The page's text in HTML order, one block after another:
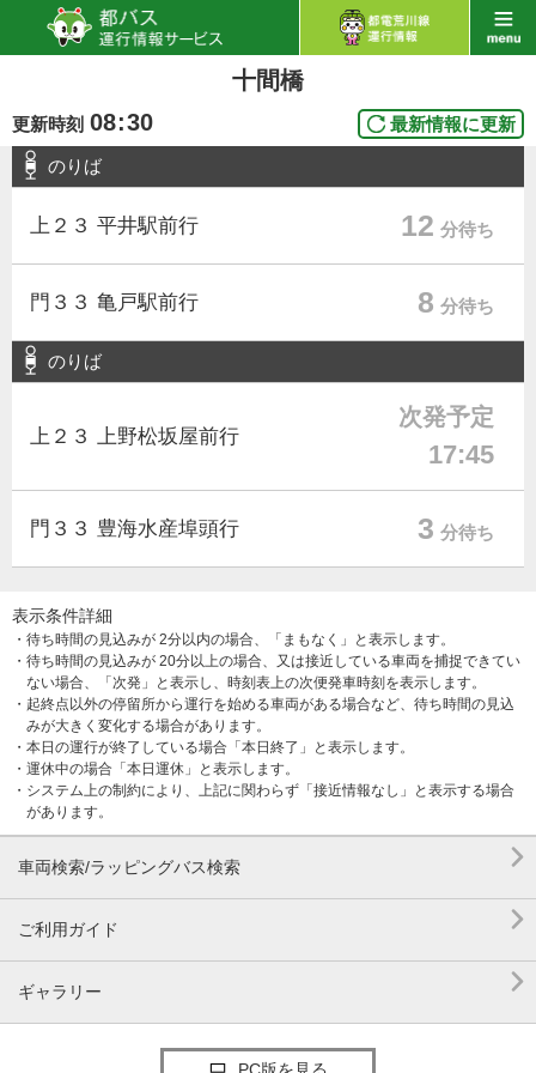
十間橋
更新時刻 08:30 最新情報に更新
のりば
上２３ 平井駅前行 12 分待ち
門３３ 亀戸駅前行 8 分待ち
のりば
上２３ 上野松坂屋前行
次発予定
17:45
門３３ 豊海水産埠頭行 3 分待ち
表示条件詳細
・待ち時間の見込みが 2分以内の場合、「まもなく」と表示します。
・待ち時間の見込みが 20分以上の場合、又は接近している車両を捕捉できてい
ない場合、「次発」と表示し、時刻表上の次便発車時刻を表示します。
・起終点以外の停留所から運行を始める車両がある場合など、待ち時間の見込
みが大きく変化する場合があります。
・本日の運行が終了している場合「本日終了」と表示します。
・運休中の場合「本日運休」と表示します。
・システム上の制約により、上記に関わらず「接近情報なし」と表示する場合
があります。
車両検索/ラッピングバス検索 
ご利用ガイド 
ギャラリー 